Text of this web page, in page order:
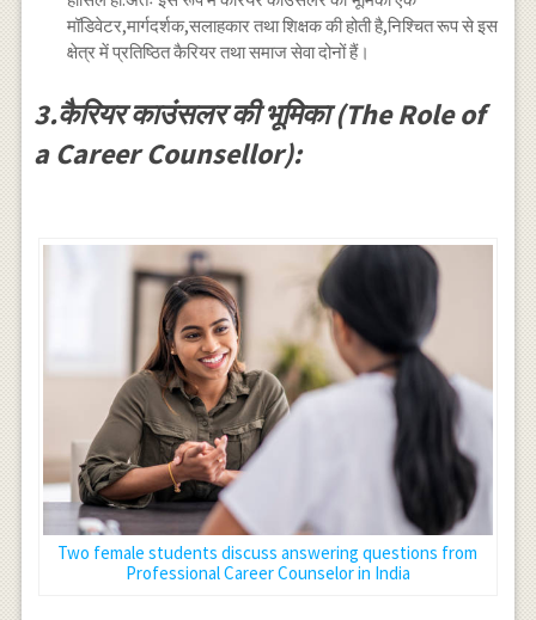
मॉडिवेटर,मार्गदर्शक,सलाहकार तथा शिक्षक की होती है,निश्चित रूप से इस
क्षेत्र में प्रतिष्ठित कैरियर तथा समाज सेवा दोनों हैं।
3.कैरियर काउंसलर की भूमिका (The Role of
a Career Counsellor):
Two female students discuss answering questions from
Professional Career Counselor in India